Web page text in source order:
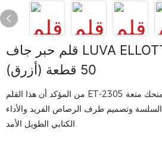
قلم حبر جاف LUVA ELLOTT-2305 0.7 مم
50 قطعة (أزرق)
من المؤكد أن هذا القلم ET-2305 المصمم بشكل جميل سيمنحك متعة
السلسة وتصميم طرف الرصاص الفريد والأداء
الكتابي الطويل الأمد.